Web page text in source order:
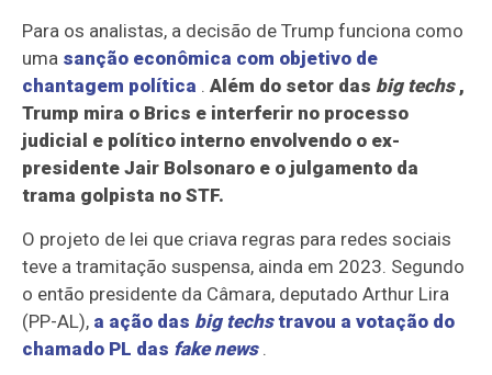
Para os analistas, a decisão de Trump funciona como
uma sanção econômica com objetivo de
chantagem política .Além do setor das big techs,
Trump mira o Brics e interferir no processo
judicial e político interno envolvendo o ex-
presidente Jair Bolsonaro e o julgamento da
trama golpista no STF.
O projeto de lei que criava regras para redes sociais
teve a tramitação suspensa, ainda em 2023. Segundo
o então presidente da Câmara, deputado Arthur Lira
(PP-AL), a ação das big techstravou a votação do
chamado PL das fake news .